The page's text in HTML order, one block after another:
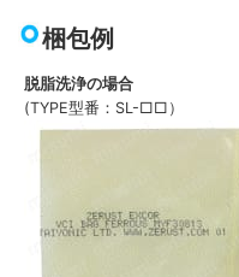
梱包例
脱脂洗浄の場合
(TYPE型番：SL-□□）